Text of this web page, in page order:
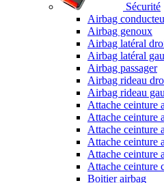
Sécurité
Airbag
Airbag genoux
Airbag latéral
Airbag latéral
Airbag passager
Airbag rideau
Airbag rideau
Attache ceinture
Attache ceinture
Attache ceinture
Attache ceinture
Attache ceinture
Attache ceinture
Boitier airbag